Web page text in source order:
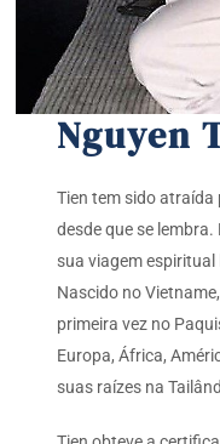
Nguyen
Tien tem sido atraída
desde que se
sua viagem
Nascido no
primeira vez no
Europa, África,
suas raízes na